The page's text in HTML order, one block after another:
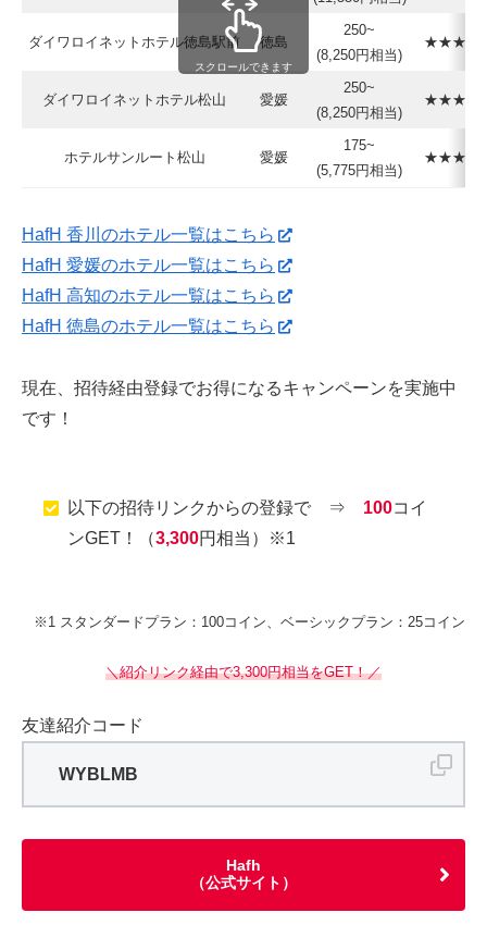
ダイワロイネットホテル徳島駅前 徳島
250~
(8,250円相当)
★★★★☆
ダイワロイネットホテル松山 愛媛
250~
(8,250円相当)
★★★★☆
ホテルサンルート松山 愛媛
175~
(5,775円相当)
★★★☆☆
スクロールできます
HafH 香川のホテル一覧はこちら
HafH 愛媛のホテル一覧はこちら
HafH 高知のホテル一覧はこちら
HafH 徳島のホテル一覧はこちら
現在、招待経由登録でお得になるキャンペーンを実施中
です！
以下の招待リンクからの登録で ⇒ 100コイ
ンGET！（3,300円相当）※1
※1 スタンダードプラン：100コイン、ベーシックプラン：25コイン
＼紹介リンク経由で3,300円相当をGET！／
友達紹介コード
WYBLMB
Hafh
（公式サイト）